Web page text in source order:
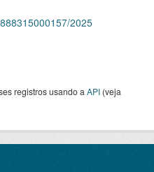
2025
registros usando a API (veja